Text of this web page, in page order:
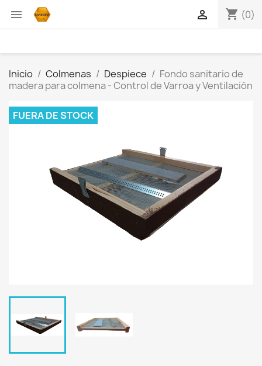
 shopping_cart (0)

Inicio Colmenas Despiece
Fondo sanitario de
madera para colmena - Control de Varroa y Ventilación
FUERA DE STOCK